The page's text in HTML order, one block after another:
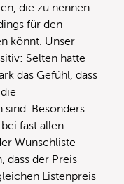
die zu nennen
für den
könnt. Unser
Selten hatte
das Gefühl, dass
Besonders
fast allen
Wunschliste
dass der Preis
Listenpreis